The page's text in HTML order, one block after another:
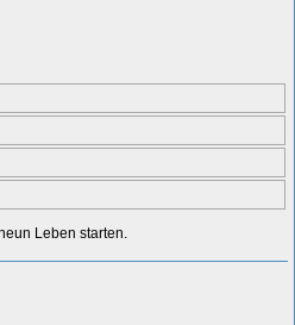
Leben starten.